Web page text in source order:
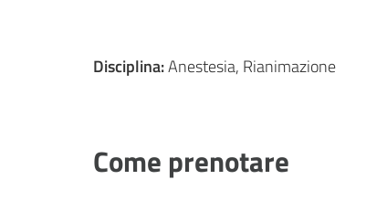
Disciplina:Anestesia, Rianimazione
Come prenotare